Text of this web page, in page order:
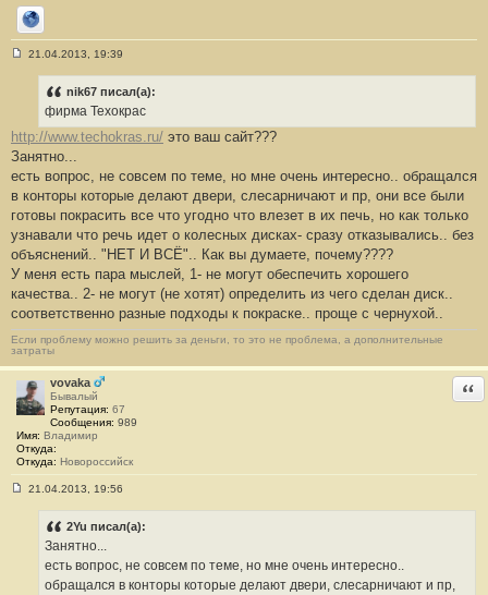
Сайт
н
и
#
5
21.04.2013, 19:39
nik67 писал(а):
фирма Техокрас
http://www.techokras.ru/ это ваш сайт???
Занятно...
есть вопрос, не совсем по теме, но мне очень интересно.. обращался
в конторы которые делают двери, слесарничают и пр, они все были
готовы покрасить все что угодно что влезет в их печь, но как только
узнавали что речь идет о колесных дисках- сразу отказывались.. без
объяснений.. "НЕТ И ВСЁ".. Как вы думаете, почему????
У меня есть пара мыслей, 1- не могут обеспечить хорошего
качества.. 2- не могут (не хотят) определить из чего сделан диск..
соответственно разные подходы к покраске.. проще с чернухой..
Если проблему можно решить за деньги, то это не проблема, а дополнительные
затраты
vovaka
Бывалый
Репутация: 67
Сообщения: 989
Имя: Владимир
Откуда:
Откуда: Новороссийск
21.04.2013, 19:56
2Yu писал(а):
Занятно...
есть вопрос, не совсем по теме, но мне очень интересно..
обращался в конторы которые делают двери, слесарничают и пр,